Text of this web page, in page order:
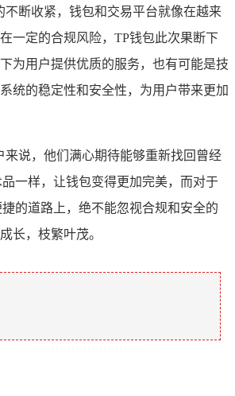
断收紧，钱包和交易平台就像在越来
一定的合规风险，TP钱包此次果断下
为用户提供优质的服务，也有可能是技
统的稳定性和安全性，为用户带来更加
说，他们满心期待能够重新找回曾经
一样，让钱包变得更加完美，而对于
的道路上，绝不能忽视合规和安全的
长，枝繁叶茂。